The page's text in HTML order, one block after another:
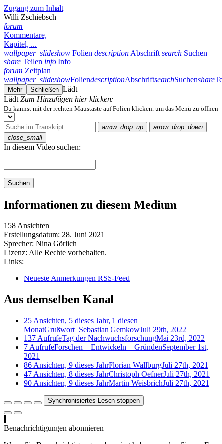
Zugang zum Inhalt
Willi Zschiebsch
forum
Kommentare,
Kapitel, ...
wallpaper_slideshow Folien description Abschrift search Suchen
share Teilen info Info
forum Zeitplan
wallpaper_slideshowFoliendescriptionAbschriftsearchSuchenshare
Mehr Schließen Lädt
Lädt Zum Hinzufügen hier klicken:
Du kannst mit der rechten Maustaste auf Folien klicken, um das Menü zu öffnen
arrow_drop_up
arrow_drop_down
close_small
In diesem Video suchen:
Suchen
Informationen zu diesem Medium
158 Ansichten
Erstellungsdatum: 28. Juni 2021
Sprecher: Nina Görlich
Lizenz: Alle Rechte vorbehalten.
Links:
Neueste Anmerkungen RSS-Feed
Aus demselben Kanal
25 Ansichten, 5 dieses Jahr, 1 diesen
MonatGrußwort_Sebastian GemkowJuli 29th, 2022
137 AufrufeTag der NachwuchsforschungMai 23rd, 2022
7 AufrufeForschen – Entwickeln – GründenSeptember 1st,
2021
86 Ansichten, 9 dieses JahrFlorian WallburgJuli 27th, 2021
47 Ansichten, 8 dieses JahrChristoph OefnerJuli 27th, 2021
90 Ansichten, 9 dieses JahrMartin WeisbrichJuli 27th, 2021
Synchronisiertes Lesen stoppen
Benachrichtigungen abonnieren